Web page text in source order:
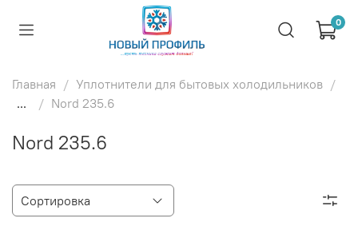
0
Главная
Уплотнители для бытовых холодильников
...
Nord 235.6
Nord 235.6